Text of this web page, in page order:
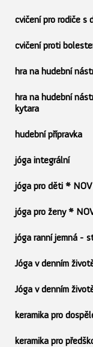
cvičení pro rodiče s
cvičení proti
hra na hudební
hra na hudební
kytara
hudební přípravka
jóga integrální
jóga pro děti *
jóga pro ženy *
jóga ranní jemná -
Jóga v denním
Jóga v denním
keramika pro
keramika pro